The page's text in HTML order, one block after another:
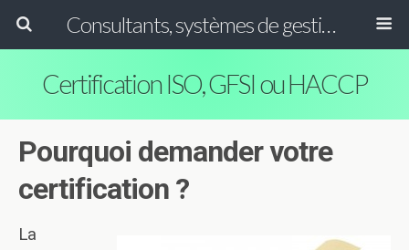
Consultants, systèmes de gestion ISO, HACCP et GFSI
Certification ISO, GFSI ou HACCP
Pourquoi demander votre
certification ?
La